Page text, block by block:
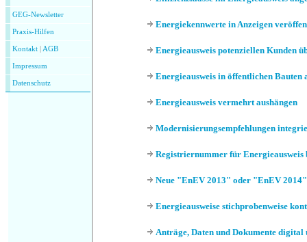
GEG-Newsletter
Praxis-Hilfen
Kontakt AGB
Impressum
Datenschutz
Energiekennwerte in Anzeigen
Energieausweis potenziellen Kunden
Energieausweis in öffentlichen Bauten
Energieausweis vermehrt aushängen
Modernisierungsempfehlungen
Registriernummer für Energieausweis
Neue "EnEV 2013" oder "EnEV
Energieausweise stichprobenweise
Anträge, Daten und Dokumente